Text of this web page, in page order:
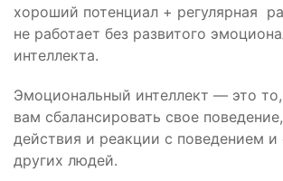
хороший потенциал + регулярная
не работает без развитого
интеллекта.
Эмоциональный интеллект — это то,
вам сбалансировать свое
действия и реакции с поведением
других людей.